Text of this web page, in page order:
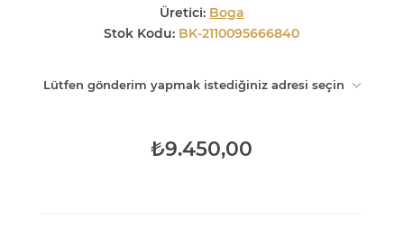
Üretici: Boga
Stok Kodu: BK-2110095666840
Lütfen gönderim yapmak istediğiniz adresi seçin
₺9.450,00